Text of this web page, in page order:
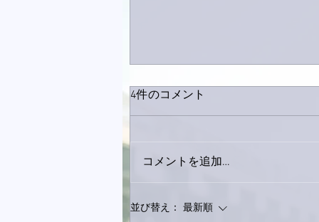
家レコーディング無事終了。
4件のコメント
コメントを追加…
並び替え： 最新順